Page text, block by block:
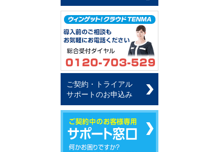
ご契約・トライアル
サポートのお申込み